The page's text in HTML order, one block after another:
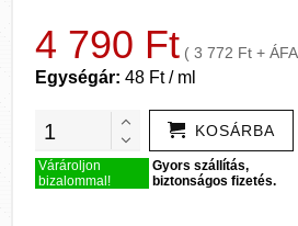
4 790 Ft ( 3 772 Ft +
Egységár: 48 Ft / ml
KOSÁRBA
Várároljon
bizalommal!
Gyors szállítás,
biztonságos fizetés.